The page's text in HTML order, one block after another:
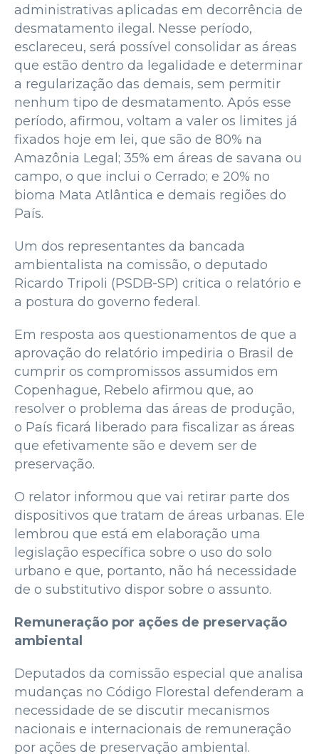
administrativas aplicadas em decorrência de
desmatamento ilegal. Nesse período,
esclareceu, será possível consolidar as áreas
que estão dentro da legalidade e determinar
a regularização das demais, sem permitir
nenhum tipo de desmatamento. Após esse
período, afirmou, voltam a valer os limites já
fixados hoje em lei, que são de 80% na
Amazônia Legal; 35% em áreas de savana ou
campo, o que inclui o Cerrado; e 20% no
bioma Mata Atlântica e demais regiões do
País.
Um dos representantes da bancada
ambientalista na comissão, o deputado
Ricardo Tripoli (PSDB-SP) critica o relatório e
a postura do governo federal.
Em resposta aos questionamentos de que a
aprovação do relatório impediria o Brasil de
cumprir os compromissos assumidos em
Copenhague, Rebelo afirmou que, ao
resolver o problema das áreas de produção,
o País ficará liberado para fiscalizar as áreas
que efetivamente são e devem ser de
preservação.
O relator informou que vai retirar parte dos
dispositivos que tratam de áreas urbanas. Ele
lembrou que está em elaboração uma
legislação específica sobre o uso do solo
urbano e que, portanto, não há necessidade
de o substitutivo dispor sobre o assunto.
Remuneração por ações de preservação
ambiental
Deputados da comissão especial que analisa
mudanças no Código Florestal defenderam a
necessidade de se discutir mecanismos
nacionais e internacionais de remuneração
por ações de preservação ambiental.